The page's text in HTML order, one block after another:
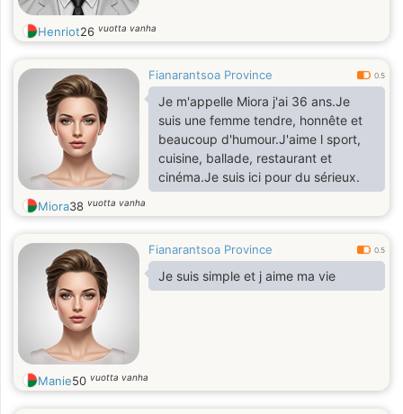
Henriot26 vuotta vanha
Fianarantsoa Province 0.5
Je m'appelle Miora j'ai 36 ans.Je
suis une femme tendre, honnête et
beaucoup d'humour.J'aime l sport,
cuisine, ballade, restaurant et
cinéma.Je suis ici pour du sérieux.
Miora38 vuotta vanha
Fianarantsoa Province 0.5
Je suis simple et j aime ma vie
Manie50 vuotta vanha